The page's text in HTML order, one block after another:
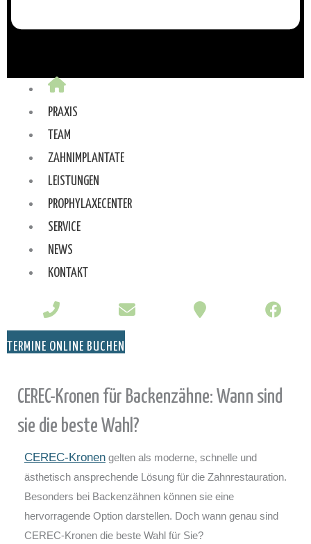
PRAXIS
TEAM
ZAHNIMPLANTATE
LEISTUNGEN
PROPHYLAXECENTER
SERVICE
NEWS
KONTAKT
TERMINE ONLINE BUCHEN
CEREC-Kronen für Backenzähne: Wann sind
sie die beste Wahl?
CEREC-Kronen gelten als moderne, schnelle und
ästhetisch ansprechende Lösung für die Zahnrestauration.
Besonders bei Backenzähnen können sie eine
hervorragende Option darstellen. Doch wann genau sind
CEREC-Kronen die beste Wahl für Sie?